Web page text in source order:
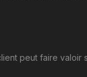
peut faire